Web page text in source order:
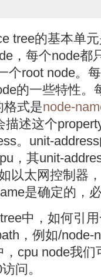
tree的基本单
，每个node都
个root node。
的一些特性。
格式是node-
描述这个
。unit-
，其unit-
以太网控制器
是确定的，
中，如何引
，例如/node-
cpu node我们
问。